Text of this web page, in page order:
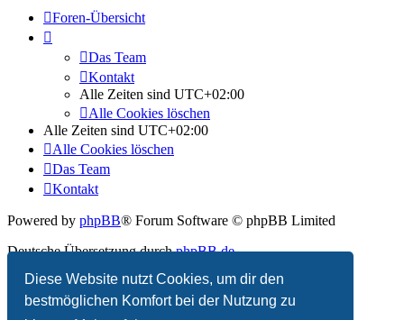
Diese Website nutzt Cookies, um dir den
bestmöglichen Komfort bei der Nutzung zu
Foren-Übersicht
Das Team
Kontakt
Alle Zeiten sind UTC+02:00
Alle Cookies löschen
Alle Zeiten sind UTC+02:00
Alle Cookies löschen
Das Team
Kontakt
Powered by phpBB® Forum Software © phpBB Limited
Deutsche Übersetzung durchphpBB.de
Datenschutz |Nutzungsbedingungen